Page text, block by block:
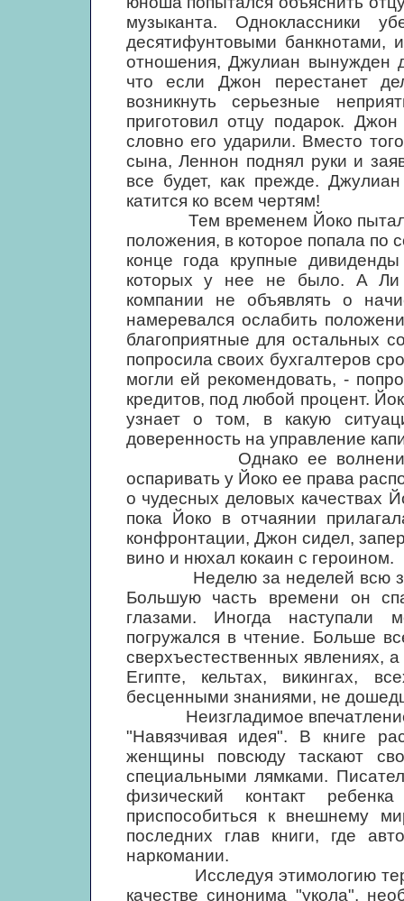
музыканта. Одноклассники
десятифунтовыми банкнотами,
отношения, Джулиан вынужден
что если Джон перестанет
возникнуть серьезные
приготовил отцу подарок.
словно его ударили. Вместо
сына, Леннон поднял руки и
все будет, как прежде.
катится ко всем чертям!
Тем временем Йоко
положения, в которое попала по
конце года крупные
которых у нее не было. А Ли
компании не объявлять о
намеревался ослабить
благоприятные для остальных
попросила своих бухгалтеров
могли ей рекомендовать, -
кредитов, под любой процент.
узнает о том, в какую
доверенность на управление
Однако ее волнения
оспаривать у Йоко ее права
о чудесных деловых качествах
пока Йоко в отчаянии
конфронтации, Джон сидел,
вино и нюхал кокаин с героином.
Неделю за неделей всю
Большую часть времени он
глазами. Иногда наступали
погружался в чтение. Больше
сверхъестественных явлениях,
Египте, кельтах, викингах,
бесценными знаниями, не
Неизгладимое впечатление
"Навязчивая идея". В книге
женщины повсюду таскают
специальными лямками.
физический контакт
приспособиться к внешнему
последних глав книги, где
наркомании.
Исследуя этимологию
качестве синонима "укола",